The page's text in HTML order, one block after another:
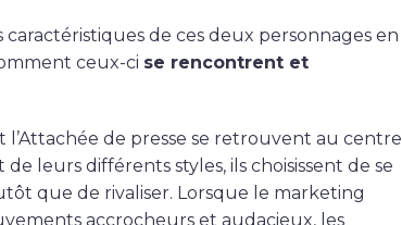
de ces deux personnages en
ceux-ci se rencontrent et
de presse se retrouvent au centre
leurs différents styles, ils choisissent de se
que de rivaliser. Lorsque le marketing
accrocheurs et audacieux, les